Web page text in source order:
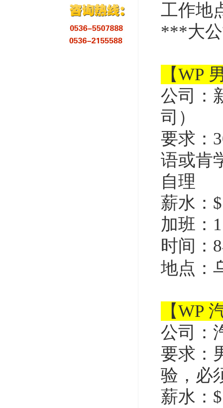
工作地
***大
【WP
公司：
司）
要求：
语或肯
自理
薪水：
加班：
时间：
地点：
【WP
公司：
要求：
验，必
薪水：